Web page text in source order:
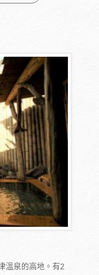
溫泉的高地。有2